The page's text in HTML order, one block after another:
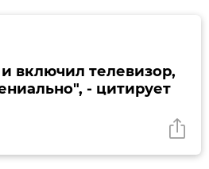
включил телевизор,
- цитирует